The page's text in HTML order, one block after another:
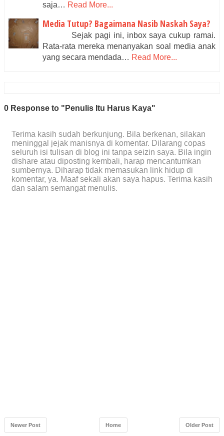
saja… Read More...
Media Tutup? Bagaimana Nasib Naskah Saya?
Sejak pagi ini, inbox saya cukup ramai.
Rata-rata mereka menanyakan soal media anak
yang secara mendada… Read More...
0 Response to "Penulis Itu Harus Kaya"
Terima kasih sudah berkunjung. Bila berkenan, silakan
meninggal jejak manisnya di komentar. Dilarang copas
seluruh isi tulisan di blog ini tanpa seizin saya. Bila ingin
dishare atau diposting kembali, harap mencantumkan
sumbernya. Diharap tidak memasukan link hidup di
komentar, ya. Maaf sekali akan saya hapus. Terima kasih
dan salam semangat menulis.
Newer Post Older Post
Home